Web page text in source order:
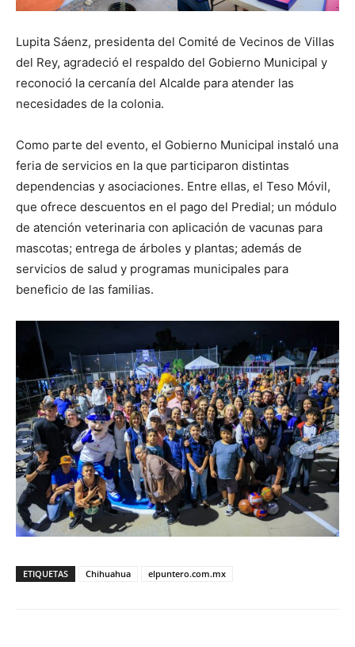
Lupita Sáenz, presidenta del Comité de Vecinos de Villas
del Rey, agradeció el respaldo del Gobierno Municipal y
reconoció la cercanía del Alcalde para atender las
necesidades de la colonia.
Como parte del evento, el Gobierno Municipal instaló una
feria de servicios en la que participaron distintas
dependencias y asociaciones. Entre ellas, el Teso Móvil,
que ofrece descuentos en el pago del Predial; un módulo
de atención veterinaria con aplicación de vacunas para
mascotas; entrega de árboles y plantas; además de
servicios de salud y programas municipales para
beneficio de las familias.
ETIQUETAS Chihuahua elpuntero.com.mx